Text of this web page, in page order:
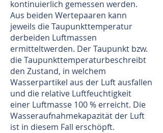
kontinuierlich gemessen werden.
Aus beiden Wertepaaren kann
jeweils die Taupunkttemperatur
derbeiden Luftmassen
ermitteltwerden. Der Taupunkt bzw.
die Taupunkttemperaturbeschreibt
den Zustand, in welchem
Wasserpartikel aus der Luft ausfallen
und die relative Luftfeuchtigkeit
einer Luftmasse 100 % erreicht. Die
Wasseraufnahmekapazität der Luft
ist in diesem Fall erschöpft.